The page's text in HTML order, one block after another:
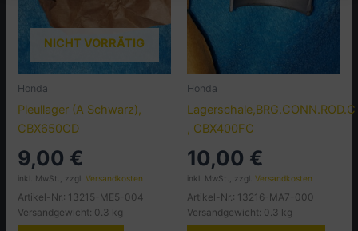
NICHT VORRÄTIG
Honda
Pleullager (A Schwarz),
CBX650CD
9,00 €
inkl. MwSt., zzgl.Versandkosten
Artikel-Nr.: 13215-ME5-004
Versandgewicht: 0.3 kg
Honda
Lagerschale,BRG.CONN.ROD.C
, CBX400FC
10,00 €
inkl. MwSt., zzgl. Versandkosten
Artikel-Nr.: 13216-MA7-000
Versandgewicht: 0.3 kg